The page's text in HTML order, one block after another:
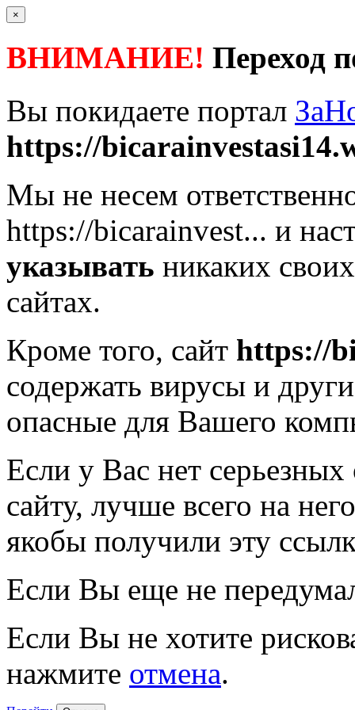
×
ВНИМАНИЕ! Переход
Вы покидаете портал
https://
Мы не несем
https://bicarainvest... и
указывать никаких
сайтах.
Кроме того, сайт https://
содержать вирусы и
опасные для Вашего
Если у Вас нет
сайту, лучше всего на
якобы получили эту
Если Вы еще не
Если Вы не хотите
нажмите отмена.